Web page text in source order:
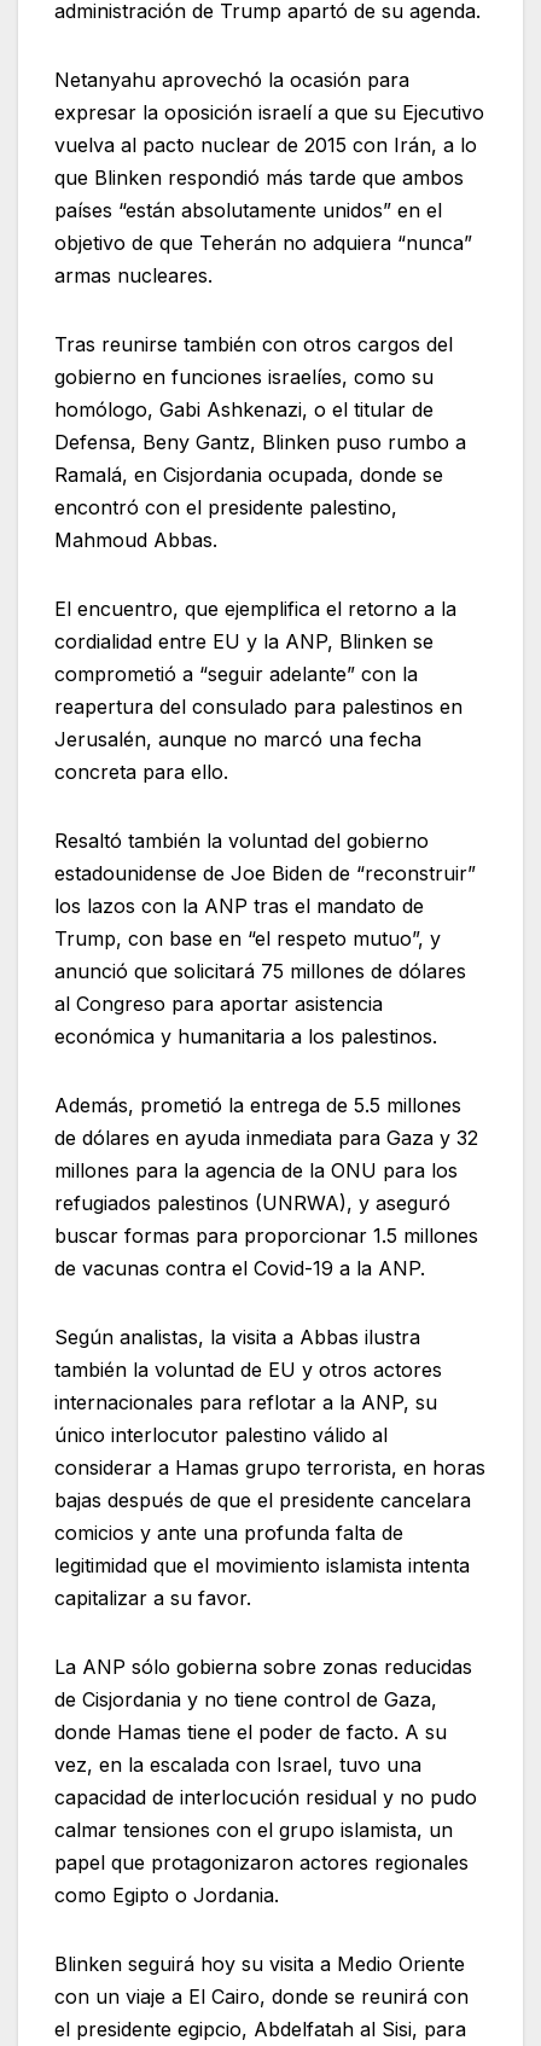
administración de Trump apartó de su agenda.
Netanyahu aprovechó la ocasión para
expresar la oposición israelí a que su Ejecutivo
vuelva al pacto nuclear de 2015 con Irán, a lo
que Blinken respondió más tarde que ambos
países “están absolutamente unidos” en el
objetivo de que Teherán no adquiera “nunca”
armas nucleares.
Tras reunirse también con otros cargos del
gobierno en funciones israelíes, como su
homólogo, Gabi Ashkenazi, o el titular de
Defensa, Beny Gantz, Blinken puso rumbo a
Ramalá, en Cisjordania ocupada, donde se
encontró con el presidente palestino,
Mahmoud Abbas.
El encuentro, que ejemplifica el retorno a la
cordialidad entre EU y la ANP, Blinken se
comprometió a “seguir adelante” con la
reapertura del consulado para palestinos en
Jerusalén, aunque no marcó una fecha
concreta para ello.
Resaltó también la voluntad del gobierno
estadounidense de Joe Biden de “reconstruir”
los lazos con la ANP tras el mandato de
Trump, con base en “el respeto mutuo”, y
anunció que solicitará 75 millones de dólares
al Congreso para aportar asistencia
económica y humanitaria a los palestinos.
Además, prometió la entrega de 5.5 millones
de dólares en ayuda inmediata para Gaza y 32
millones para la agencia de la ONU para los
refugiados palestinos (UNRWA), y aseguró
buscar formas para proporcionar 1.5 millones
de vacunas contra el Covid-19 a la ANP.
Según analistas, la visita a Abbas ilustra
también la voluntad de EU y otros actores
internacionales para reflotar a la ANP, su
único interlocutor palestino válido al
considerar a Hamas grupo terrorista, en horas
bajas después de que el presidente cancelara
comicios y ante una profunda falta de
legitimidad que el movimiento islamista intenta
capitalizar a su favor.
La ANP sólo gobierna sobre zonas reducidas
de Cisjordania y no tiene control de Gaza,
donde Hamas tiene el poder de facto. A su
vez, en la escalada con Israel, tuvo una
capacidad de interlocución residual y no pudo
calmar tensiones con el grupo islamista, un
papel que protagonizaron actores regionales
como Egipto o Jordania.
Blinken seguirá hoy su visita a Medio Oriente
con un viaje a El Cairo, donde se reunirá con
el presidente egipcio, Abdelfatah al Sisi, para